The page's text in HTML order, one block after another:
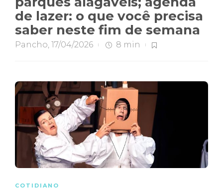
de lazer: o que você precisa
saber neste fim de semana
Pancho, 17/04/2026 8 min
COTIDIANO